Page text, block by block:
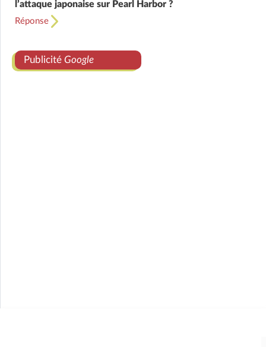
l’attaque japonaise sur Pearl Harbor ?
Réponse
Publicité Google